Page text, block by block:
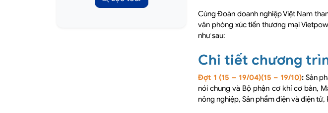
Cùng Đoàn doanh nghiệp Việt Nam
văn phòng xúc tiến thương mại
như sau:
Chi tiết chương
Đợt 1 (15 – 19/04)(15 – 19/10):Sản
nói chung và Bộ phận cơ khí cơ bản,
nông nghiệp, Sản phẩm điện và điện